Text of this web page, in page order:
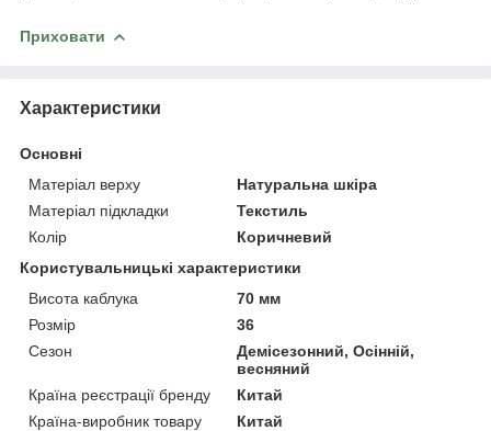
Приховати
Характеристики
Основні
Матеріал верху
Натуральна шкіра
Матеріал підкладки
Текстиль
Колір
Коричневий
Користувальницькі характеристики
Висота каблука
70 мм
Розмір
36
Сезон
Демісезонний, Осінній,
весняний
Країна реєстрації бренду
Китай
Країна-виробник товару
Китай